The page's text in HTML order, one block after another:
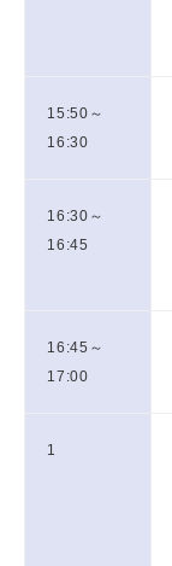
15:50～
16:30
16:30～
16:45
16:45～
17:00
1